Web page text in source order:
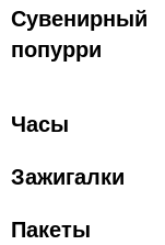
Сувенирный
попурри
Часы
Зажигалки
Пакеты